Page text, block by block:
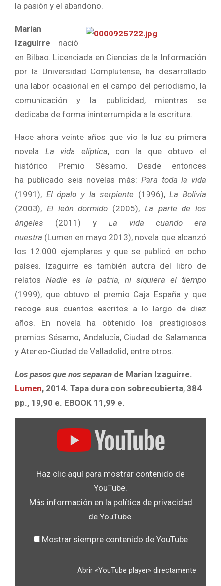
la pasión y el abandono.
Marian
Izaguirre nació
en Bilbao. Licenciada en Ciencias de la Información
por la Universidad Complutense, ha desarrollado
una labor ocasional en el campo del periodismo, la
comunicación y la publicidad, mientras se
dedicaba de forma ininterrumpida a la escritura.
Hace ahora veinte años que vio la luz su primera
novela La vida elíptica, con la que obtuvo el
histórico Premio Sésamo. Desde entonces
ha publicado seis novelas más: Para toda la vida
(1991), El ópalo y la serpiente (1996),La Bolivia
(2003), El león dormido (2005), La parte de los
ángeles (2011) y La vida cuando era
nuestra (Lumen en mayo 2013), novela que alcanzó
los 12.000 ejemplares y que se publicó en ocho
países. Izaguirre es también autora del libro de
relatosNadie es la patria, ni siquiera el tiempo
(1999), que obtuvo el premio Caja España y que
recoge sus cuentos escritos a lo largo de diez
años. En novela ha obtenido los prestigiosos
premios Sésamo, Andalucía, Ciudad de Salamanca
y Ateneo-Ciudad de Valladolid, entre otros.
Los pasos que nos separan de Marian Izaguirre.
Lumen, 2014. Tapa dura con sobrecubierta, 384
pp., 19,90 e. EBOOK 11,99 e.
Haz clic aquí para mostrar contenido de
YouTube.
Más información en la política de privacidad
de YouTube.
Mostrar siempre contenido de YouTube
Abrir «YouTube player» directamente